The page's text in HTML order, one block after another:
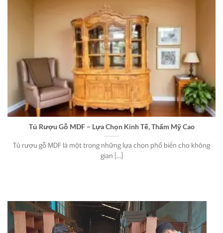
Tủ Rượu Gỗ MDF – Lựa Chọn Kinh Tế, Thẩm Mỹ Cao
Tủ rượu gỗ MDF là một trong những lựa chọn phổ biến cho không
gian [...]